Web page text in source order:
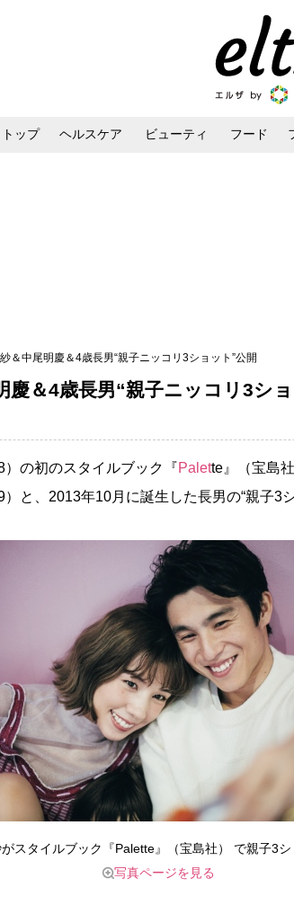
トップ ヘルスケア ビューティ フード
＆中尾明慶＆4歳長男“親子ニッコリ3ショット”公開
慶＆4歳長男“親子ニッコリ3シ
）の初のスタイルブック『Palette』（宝島
）と、2013年10月に誕生した長男の“親子3
スタイルブック『Palette』（宝島社） で親子3シ
写真ページを見る